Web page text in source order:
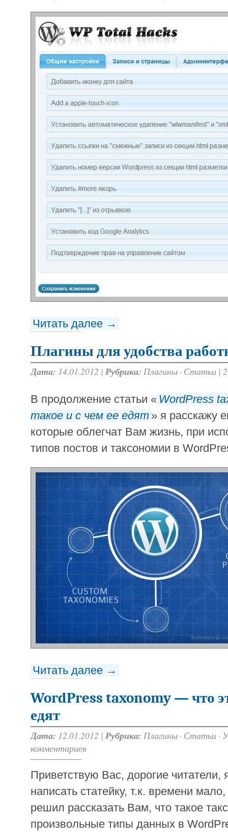
Читать далее →
Плагины для удобства
Дата: 14.01.2012 | Рубрика: Плагины · Статьи |
В продолжение статьи « WordPress
такое и с чем ее едят » я расскажу
которые облегчат Вам жизнь, при
типов постов и таксономии в
Читать далее →
WordPress taxonomy — что
едят
Дата: 12.01.2012 | Рубрика: Плагины · Статьи ·
комментариев
Приветствую Вас, дорогие
написать статейку, т.к. времени
решил рассказать Вам, что такое
произвольные типы данных в